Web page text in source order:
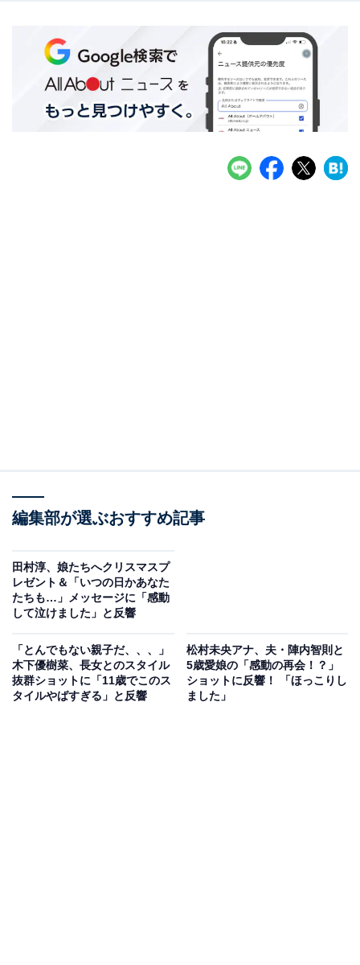
編集部が選ぶおすすめ記事
田村淳、娘たちへクリスマスプ
レゼント＆「いつの日かあなた
たちも…」メッセージに「感動
して泣けました」と反響
「とんでもない親子だ、、、」
木下優樹菜、長女とのスタイル
抜群ショットに「11歳でこのス
タイルやばすぎる」と反響
松村未央アナ、夫・陣内智則と
5歳愛娘の「感動の再会！？」
ショットに反響！ 「ほっこりし
ました」